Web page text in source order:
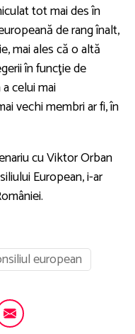
tot mai des în
de rang înalt,
mai ales că o altă
în funcţie de
celui mai
vechi membri ar fi, în
cu Viktor Orban
European, i-ar
european